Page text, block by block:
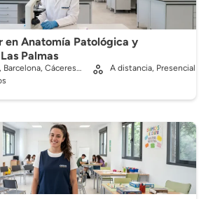
en Anatomía Patológica y
Palmas
Barcelona, Cáceres…
A distancia, Presencial